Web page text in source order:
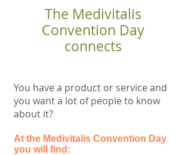
The Medivitalis
Convention Day
connects
You have a product or service and
you want a lot of people to know
about it?
At the Medivitalis Convention Day
you will find: